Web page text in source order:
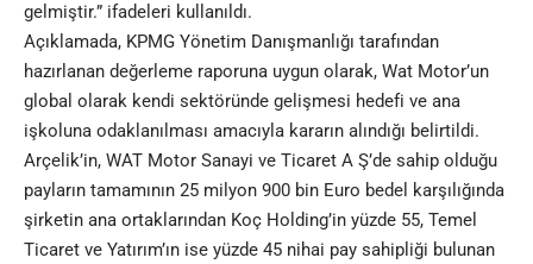
gelmiştir.” ifadeleri kullanıldı.
Açıklamada, KPMG Yönetim Danışmanlığı tarafından
hazırlanan değerleme raporuna uygun olarak, Wat Motor’un
global olarak kendi sektöründe gelişmesi hedefi ve ana
işkoluna odaklanılması amacıyla kararın alındığı belirtildi.
Arçelik’in, WAT Motor Sanayi ve Ticaret A Ş’de sahip olduğu
payların tamamının 25 milyon 900 bin Euro bedel karşılığında
şirketin ana ortaklarından Koç Holding’in yüzde 55, Temel
Ticaret ve Yatırım’ın ise yüzde 45 nihai pay sahipliği bulunan